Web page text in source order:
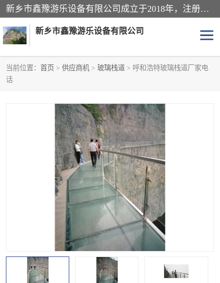
新乡市鑫豫游乐设备有限公司成立于2018年，注册地位于河南省。经营范围包括游乐设备、滑索、滑道、空中自行车、吊桥、拓展器材、攀岩器材、趣桥、悬崖秋千、网红桥、儿童乐园设备、水上乐园设备、丛林穿越设备、音乐呐喊设备、轨道滑车、栈道、玻璃滑道、观景平台、景观包装的设计、制造、销售、安装、维修，景区策划服务。
新乡市鑫豫游乐设备有限公司
当前位置： 首页 > 供应商机 > 玻璃栈道 > 呼和浩特玻璃栈道厂家电
话
儿童乐园设备
水上乐园设备
攀岩器材
空中自行车
玻璃滑道
网红桥
丛林穿越设备
音乐呐喊设备